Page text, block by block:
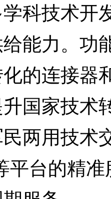
科技术开
能力。功
的连接器
国家技术
两用技术
平台的精